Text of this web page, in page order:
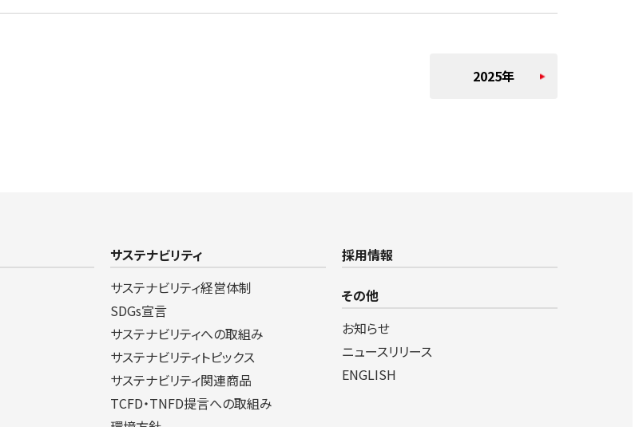
2025年
サステナビリティ
サステナビリティ経営体制
SDGs宣言
サステナビリティへの取組み
サステナビリティトピックス
サステナビリティ関連商品
TCFD・TNFD提言への取組み
採用情報
その他
お知らせ
ニュースリリース
ENGLISH